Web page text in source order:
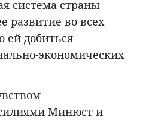
система страны
развитие во всех
ей добиться
экономических
Минюст и